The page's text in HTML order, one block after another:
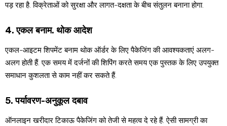
पड़ रहा है. विक्रेताओं को सुरक्षा और लागत-दक्षता के बीच संतुलन बनाना होगा.
4. एकल बनाम. थोक आदेश
एकल-आइटम शिपमेंट बनाम थोक ऑर्डर के लिए पैकेजिंग की आवश्यकताएं अलग-
अलग होती हैं. एक समय में दर्जनों की शिपिंग करते समय एक पुस्तक के लिए उपयुक्त
समाधान कुशलता से काम नहीं कर सकते हैं.
5. पर्यावरण-अनुकूल दबाव
ऑनलाइन खरीदार टिकाऊ पैकेजिंग को तेजी से महत्व दे रहे हैं. ऐसी सामग्री का